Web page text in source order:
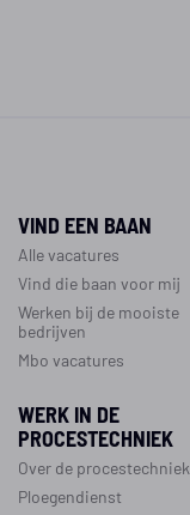
VIND EEN BAAN
Alle vacatures
Vind die baan voor mij
Werken bij de mooiste
bedrijven
Mbo vacatures
WERK IN DE
PROCESTECHNIEK
Over de procestechniek
Ploegendienst